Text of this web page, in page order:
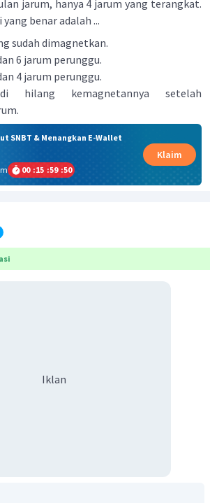
jarum, hanya 4 jarum yang terangkat.
benar adalah ...
sudah dimagnetkan.
6 jarum perunggu.
4 jarum perunggu.
hilang kemagnetannya setelah
SNBT & Menangkan E-Wallet
00 :15 :59 :49
Klaim
Iklan